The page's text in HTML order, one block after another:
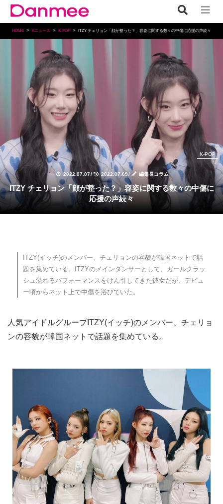
HOME Kニュース K-POP ITZY チェリョン「顔が整った？」容姿に関する数々の中傷に応援の声続々
2022.07.07/ 2022.07.09/ 編集長コラム
K-POP
ITZY チェリョン「顔が整った？」容姿に関する数々の中傷に
応援の声続々
ITZY(イッチ)のメンバー、チェリョンの容貌が韓国ネットで話
題を集めている。ITZYのメインダンサーとして、ガールクラッ
シュ溢れるパフォーマンスをけん引してきた彼女だが、デビュ
ー頃からネット上で中傷を浴びていた。
人気アイドルグループITZY(イッチ)のメンバー、チェリョ
ンの容貌が韓国ネットで話題を集めている。